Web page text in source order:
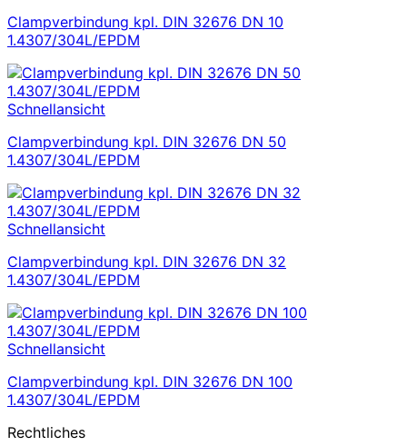
Clampverbindung kpl. DIN 32676 DN 10
1.4307/304L/EPDM
Schnellansicht
Clampverbindung kpl. DIN 32676 DN 50
1.4307/304L/EPDM
Schnellansicht
Clampverbindung kpl. DIN 32676 DN 32
1.4307/304L/EPDM
Schnellansicht
Clampverbindung kpl. DIN 32676 DN 100
1.4307/304L/EPDM
Rechtliches